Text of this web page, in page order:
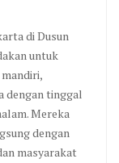
di Dusun
untuk
dengan tinggal
Mereka
dengan
masyarakat